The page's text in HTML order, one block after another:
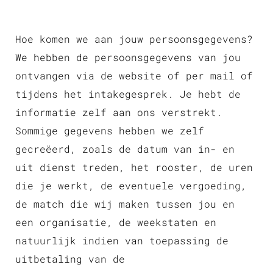
Hoe komen we aan jouw persoonsgegevens?
We hebben de persoonsgegevens van jou
ontvangen via de website of per mail of
tijdens het intakegesprek. Je hebt de
informatie zelf aan ons verstrekt.
Sommige gegevens hebben we zelf
gecreëerd, zoals de datum van in- en
uit dienst treden, het rooster, de uren
die je werkt, de eventuele vergoeding,
de match die wij maken tussen jou en
een organisatie, de weekstaten en
natuurlijk indien van toepassing de
uitbetaling van de